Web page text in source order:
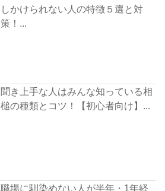
しかけられない人の特徴５選と対
策！...
聞き上手な人はみんな知っている相
槌の種類とコツ！【初心者向け】...
職場に馴染めない人が半年・1年経